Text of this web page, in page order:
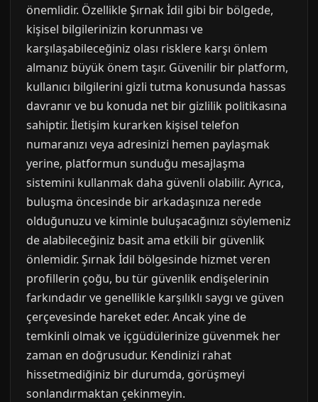
önemlidir. Özellikle Şırnak İdil gibi bir bölgede,
kişisel bilgilerinizin korunması ve
karşılaşabileceğiniz olası risklere karşı önlem
almanız büyük önem taşır. Güvenilir bir platform,
kullanıcı bilgilerini gizli tutma konusunda hassas
davranır ve bu konuda net bir gizlilik politikasına
sahiptir. İletişim kurarken kişisel telefon
numaranızı veya adresinizi hemen paylaşmak
yerine, platformun sunduğu mesajlaşma
sistemini kullanmak daha güvenli olabilir. Ayrıca,
buluşma öncesinde bir arkadaşınıza nerede
olduğunuzu ve kiminle buluşacağınızı söylemeniz
de alabileceğiniz basit ama etkili bir güvenlik
önlemidir. Şırnak İdil bölgesinde hizmet veren
profillerin çoğu, bu tür güvenlik endişelerinin
farkındadır ve genellikle karşılıklı saygı ve güven
çerçevesinde hareket eder. Ancak yine de
temkinli olmak ve içgüdülerinize güvenmek her
zaman en doğrusudur. Kendinizi rahat
hissetmediğiniz bir durumda, görüşmeyi
sonlandırmaktan çekinmeyin.